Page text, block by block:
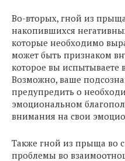
Во-вторых, гной из
накопившихся
которые необходимо
может быть признаком
которое вы испытываете
Возможно, ваше
предупредить о
эмоциональном
внимания на свои
Также гной из прыща во
проблемы во